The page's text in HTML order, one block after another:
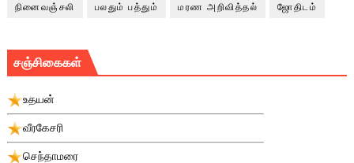
நினைவஞ்சலி பலதும் பத்தும் மரண அறிவித்தல் ஜோதிடம்
சஞ்சிகைகள்
உதயன்
வீரகேசரி
செந்தாமரை